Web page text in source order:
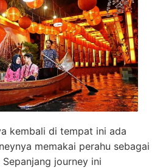
kembali di tempat ini ada
memakai perahu sebagai
journey ini